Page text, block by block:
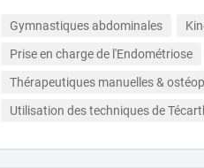
Gymnastiques abdominales
Prise en charge de l'Endométriose
Thérapeutiques manuelles &
Utilisation des techniques de